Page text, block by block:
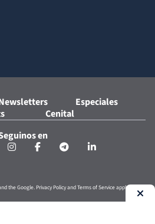
Especiales
Cenital
en
the Google. Privacy PolicyandTerms of Serviceapply.